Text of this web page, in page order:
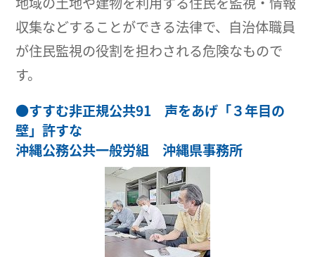
収集などすることができる法律で、自治体職員
が住民監視の役割を担わされる危険なもので
す。
●すすむ非正規公共91 声をあげ「３年目の
壁」許すな
沖縄公務公共一般労組 沖縄県事務所